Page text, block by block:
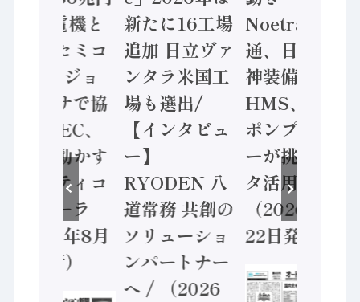
/ 三菱電機と
ソニーセミコ
ン AIビジョ
ンセンサで協
業 / IDEC、
安全に動かす
セーフティコ
ントローラ
（2026年8月
5日発行）
新たに16工場
追加 日立ヴァ
ンタラ米国工
場も選出/
【インタビュ
ー】
RYODEN 八
道常務 共創の
ソリューショ
ンパートナー
へ / （2026
Noetra、富士
通、日立 / 兵
神装備 ×
HMS、老舗
ポンプメーカ
ーが挑むデー
タ活用 など
（2026年7月
22日発行）